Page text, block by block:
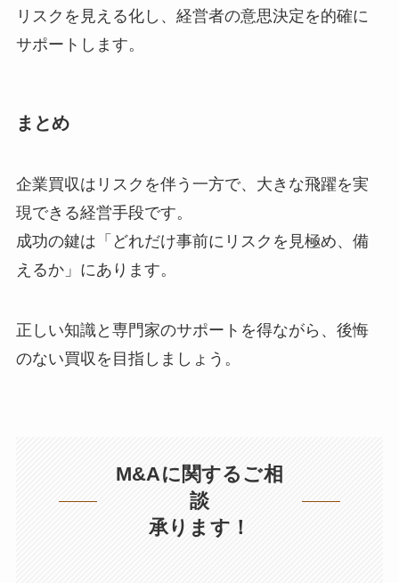
リスクを見える化し、経営者の意思決定を的確に
サポートします。
まとめ
企業買収はリスクを伴う一方で、大きな飛躍を実
現できる経営手段です。
成功の鍵は「どれだけ事前にリスクを見極め、備
えるか」にあります。
正しい知識と専門家のサポートを得ながら、後悔
のない買収を目指しましょう。
M&Aに関するご相
談
承ります！